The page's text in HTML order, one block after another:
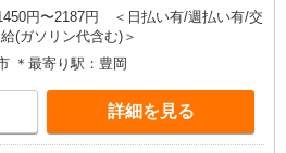
円〜2187円 ＜日払い有/週払い有/交
(ガソリン代含む)＞
＊最寄り駅：豊岡
詳細を見る